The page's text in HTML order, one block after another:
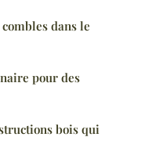
dans le
pour des
bois qui